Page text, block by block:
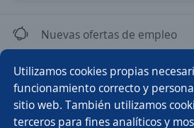
Nuevas ofertas de empleo
Utilizamos cookies propias
funcionamiento correcto y
sitio web. También utilizamos
terceros para fines analíticos y